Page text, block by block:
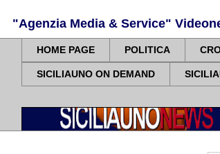
"Agenzia Media & Service"
HOME PAGE POLITICA
SICILIAUNO ON DEMAND